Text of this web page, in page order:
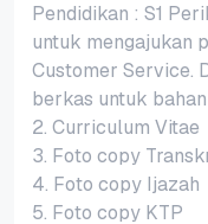
Pendidikan : S1
untuk mengajukan
Customer Service.
berkas untuk
2. Curriculum Vitae
3. Foto copy
4. Foto copy Ijazah
5. Foto copy KTP